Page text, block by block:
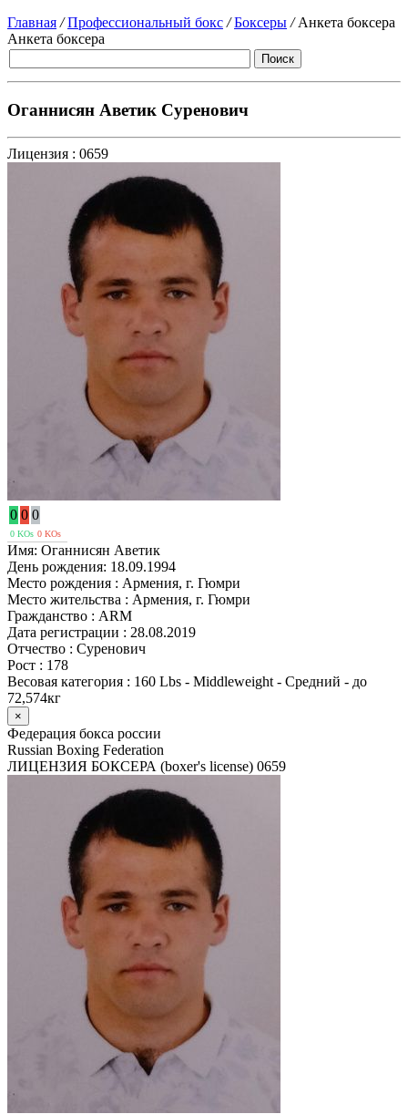
Главная / Профессиональный бокс / Боксеры /Анкета боксера
Анкета боксера
Оганнисян Аветик Суренович
Лицензия : 0659
0 0 0
0 KOs 0 KOs
Имя: Оганнисян Аветик
День рождения: 18.09.1994
Место рождения : Армения, г. Гюмри
Место жительства : Армения, г. Гюмри
Гражданство : ARM
Дата регистрации : 28.08.2019
Отчество : Суренович
Рост : 178
Весовая категория : 160 Lbs - Middleweight - Средний - до
72,574кг
×
Федерация бокса россии
Russian Boxing Federation
ЛИЦЕНЗИЯ БОКСЕРА (boxer's license) 0659